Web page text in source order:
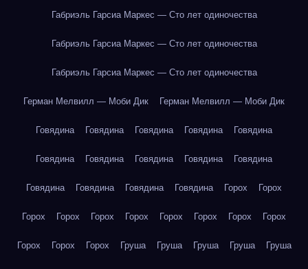
Габриэль Гарсиа Маркес — Сто лет одиночества
Габриэль Гарсиа Маркес — Сто лет одиночества
Габриэль Гарсиа Маркес — Сто лет одиночества
Герман Мелвилл — Моби Дик Герман Мелвилл — Моби Дик
Говядина Говядина Говядина Говядина Говядина
Говядина Говядина Говядина Говядина Говядина
Говядина Говядина Говядина Говядина Горох Горох
Горох Горох Горох Горох Горох Горох Горох Горох
Горох Горох Горох Груша Груша Груша Груша Груша